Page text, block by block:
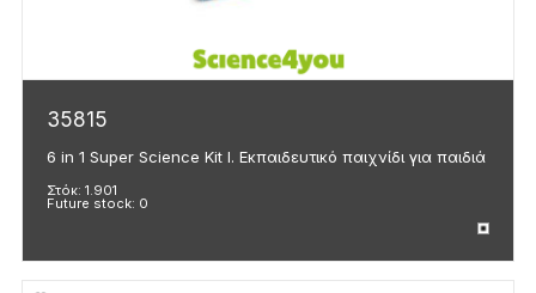
35815
6 in 1 Super Science Kit I. Εκπαιδευτικό παιχνίδι για παιδιά
Στόκ: 1.901
Future stock: 0